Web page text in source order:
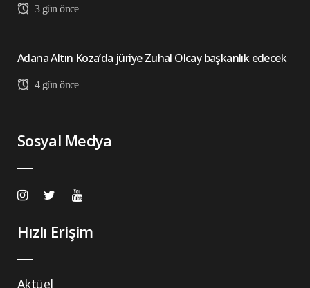
3 gün önce
Adana Altın Koza’da jüriye Zuhal Olcay başkanlık edecek
4 gün önce
Sosyal Medya
Hızlı Erişim
Aktüel